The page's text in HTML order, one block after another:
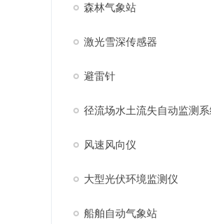
森林气象站
激光雪深传感器
避雷针
径流场水土流失自动监测
风速风向仪
大型光伏环境监测仪
船舶自动气象站